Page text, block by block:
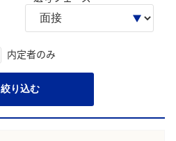
内定者のみ
絞り込む